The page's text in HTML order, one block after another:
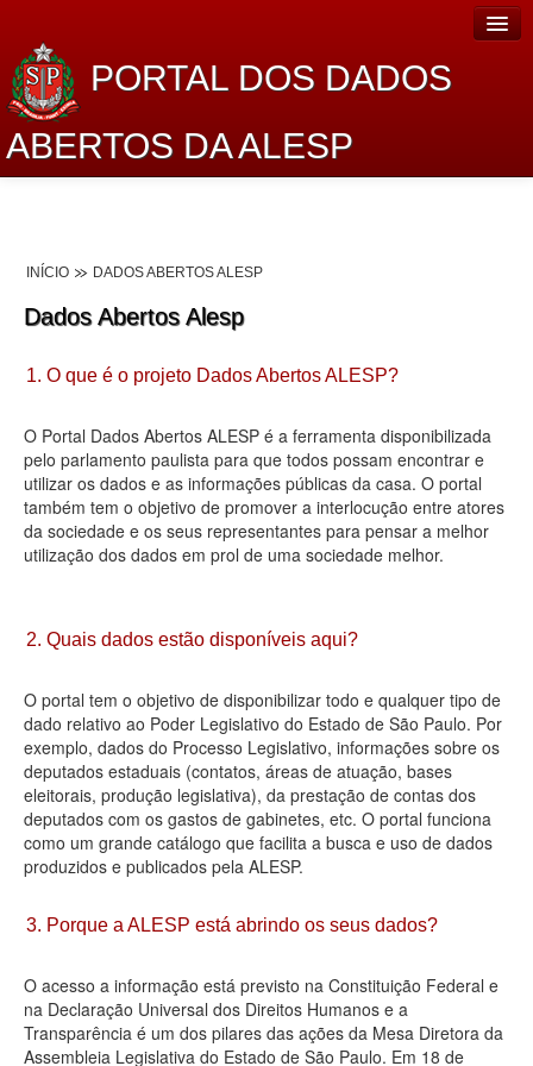
PORTAL DOS DADOS
ABERTOS DA ALESP
Lei de Acesso à Informação
Dados Governamentais Abertos
Planejamento
Catálogo de dados
Processo Legislativo
Deputados Estaduais
Agenda
Perguntas frequentes
Contato
INÍCIO DADOS ABERTOS ALESP
Dados Abertos Alesp
1. O que é o projeto Dados Abertos ALESP?
O Portal Dados Abertos ALESP é a ferramenta disponibilizada
pelo parlamento paulista para que todos possam encontrar e
utilizar os dados e as informações públicas da casa. O portal
também tem o objetivo de promover a interlocução entre atores
da sociedade e os seus representantes para pensar a melhor
utilização dos dados em prol de uma sociedade melhor.
2. Quais dados estão disponíveis aqui?
O portal tem o objetivo de disponibilizar todo e qualquer tipo de
dado relativo ao Poder Legislativo do Estado de São Paulo. Por
exemplo, dados do Processo Legislativo, informações sobre os
deputados estaduais (contatos, áreas de atuação, bases
eleitorais, produção legislativa), da prestação de contas dos
deputados com os gastos de gabinetes, etc. O portal funciona
como um grande catálogo que facilita a busca e uso de dados
produzidos e publicados pela ALESP.
3. Porque a ALESP está abrindo os seus dados?
O acesso a informação está previsto na Constituição Federal e
na Declaração Universal dos Direitos Humanos e a
Transparência é um dos pilares das ações da Mesa Diretora da
Assembleia Legislativa do Estado de São Paulo. Em 18 de